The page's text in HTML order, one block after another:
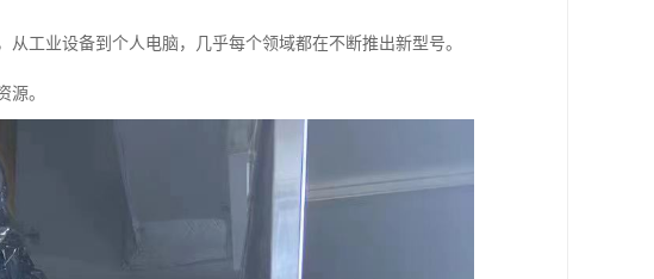
工业设备到个人电脑，几乎每个领域都在不断推出新型号。
源。